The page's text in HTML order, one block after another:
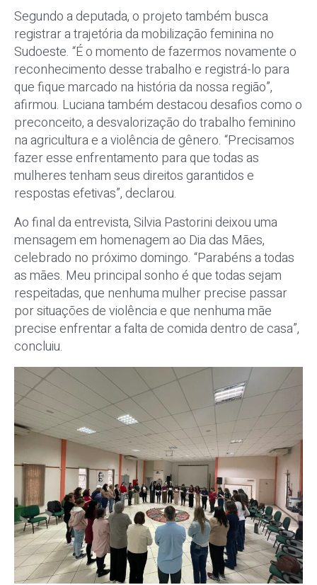
Segundo a deputada, o projeto também busca
registrar a trajetória da mobilização feminina no
Sudoeste. “É o momento de fazermos novamente o
reconhecimento desse trabalho e registrá-lo para
que fique marcado na história da nossa região”,
afirmou. Luciana também destacou desafios como o
preconceito, a desvalorização do trabalho feminino
na agricultura e a violência de gênero. “Precisamos
fazer esse enfrentamento para que todas as
mulheres tenham seus direitos garantidos e
respostas efetivas”, declarou.
Ao final da entrevista, Silvia Pastorini deixou uma
mensagem em homenagem ao Dia das Mães,
celebrado no próximo domingo. “Parabéns a todas
as mães. Meu principal sonho é que todas sejam
respeitadas, que nenhuma mulher precise passar
por situações de violência e que nenhuma mãe
precise enfrentar a falta de comida dentro de casa”,
concluiu.